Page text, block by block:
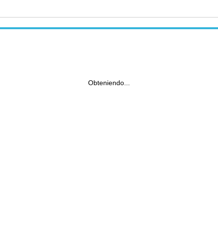
Obteniendo...